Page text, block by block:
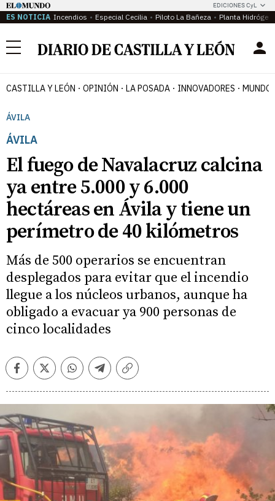
EDICIONES CyL
ES NOTICIA Incendios Especial Cecilia Piloto La Bañeza Planta
Menú
CASTILLA Y LEÓN OPINIÓN LA POSADA INNOVADORES MUNDO
ÁVILA
ÁVILA
El fuego de Navalacruz calcina
ya entre 5.000 y 6.000
hectáreas en Ávila y tiene un
perímetro de 40 kilómetros
Más de 500 operarios se encuentran
desplegados para evitar que el incendio
llegue a los núcleos urbanos, aunque ha
obligado a evacuar ya 900 personas de
cinco localidades
FacebookTwitterWhatsappTelegramCopiar